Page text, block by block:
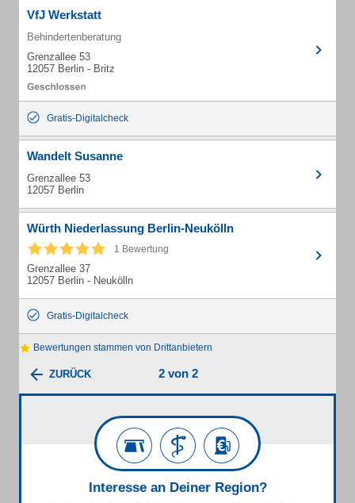
VfJ Werkstatt
Behindertenberatung
Grenzallee 53
12057 Berlin - Britz
Gratis-Digitalcheck
Wandelt Susanne
Grenzallee 53
12057 Berlin
Würth Niederlassung Berlin-Neukölln
1 Bewertung
Grenzallee 37
12057 Berlin - Neukölln
Gratis-Digitalcheck
Bewertungen stammen von Drittanbietern
ZURÜCK 2 von 2
Interesse an Deiner Region?